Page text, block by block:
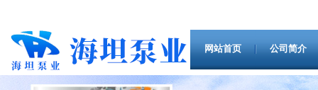
网站首页 公司简介